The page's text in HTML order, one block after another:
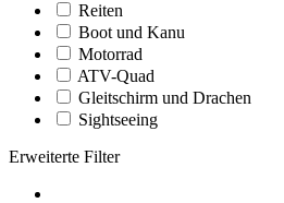
Reiten
Boot und Kanu
Motorrad
ATV-Quad
Gleitschirm und Drachen
Sightseeing
Erweiterte Filter